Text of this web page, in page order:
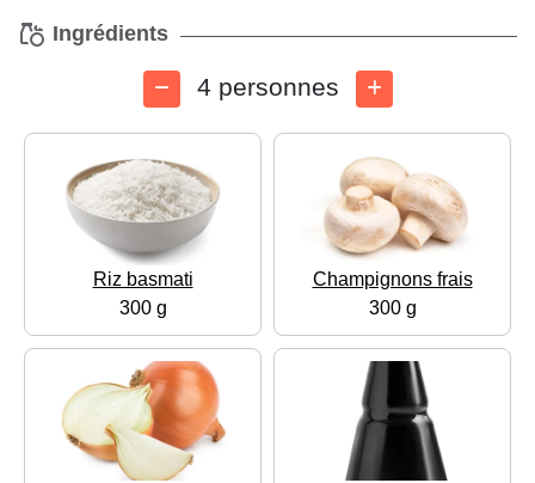
Ingrédients
4 personnes
Riz basmati
300 g
Champignons frais
300 g